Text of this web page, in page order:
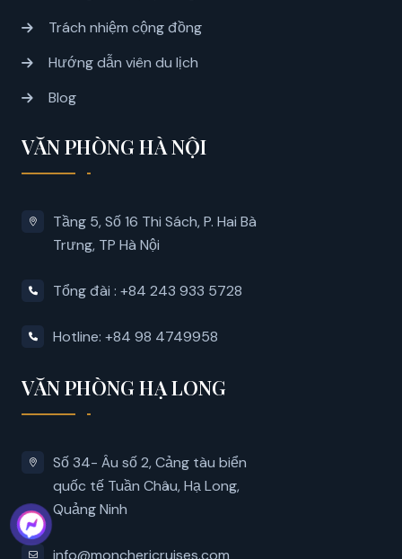
Trách nhiệm cộng đồng
Hướng dẫn viên du lịch
Blog
VĂN PHÒNG HÀ NỘI
Tầng 5, Số 16 Thi Sách, P. Hai Bà
Trưng, ​​TP Hà Nội
Tổng đài : +84 243 933 5728
Hotline: +84 98 4749958
VĂN PHÒNG HẠ LONG
Số 34- Âu số 2, Cảng tàu biển
quốc tế Tuần Châu, Hạ Long,
Quảng Ninh
info@monchericruises.com